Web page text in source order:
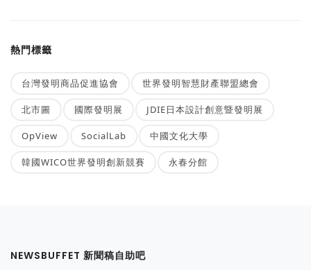
熱門標籤
台灣發明商品促進協會 世界發明智慧財產聯盟總會
北市圖 國際發明展 JDIE日本設計創意暨發明展
OpView SocialLab 中國文化大學
韓國WICO世界發明創新競賽 永春分館
NEWSBUFFET 新聞稿自助吧